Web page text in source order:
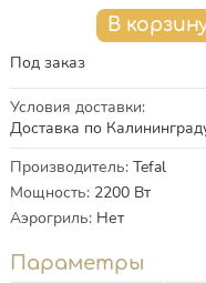
Под заказ
Условия доставки:
Доставка по
Характеристики
Производитель: Tefal
Мощность: 2200 Вт
Аэрогриль: Нет
Параметры